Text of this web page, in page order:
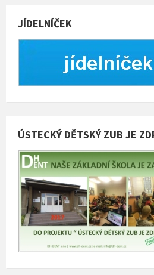
JÍDELNÍČEK
ÚSTECKÝ DĚTSKÝ ZUB JE